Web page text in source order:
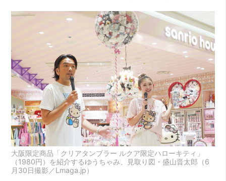
大阪限定商品「クリアタンブラー ルクア限定ハローキティ」
（1980円）を紹介するゆうちゃみ、見取り図・盛山晋太郎（6
月30日撮影／Lmaga.jp）